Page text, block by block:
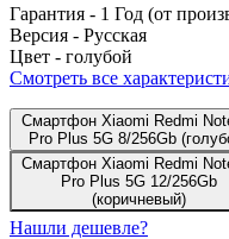
Гарантия - 1 Год (от
Версия - Русская
Цвет - голубой
Смотреть все
Смартфон Xiaomi Redmi
Pro Plus 5G 8/256Gb
Смартфон Xiaomi Redmi
Pro Plus 5G 12/256Gb
(коричневый)
Нашли дешевле?